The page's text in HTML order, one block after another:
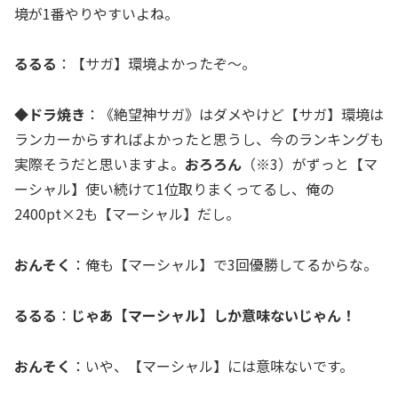
境が1番やりやすいよね。
るるる ：【サガ】環境よかったぞ～。
◆ドラ焼き ：《絶望神サガ》はダメやけど【サガ】環境は
ランカーからすればよかったと思うし、今のランキングも
実際そうだと思いますよ。 おろろん （※3）がずっと【マ
ーシャル】使い続けて1位取りまくってるし、俺の
2400pt×2も【マーシャル】だし。
おんそく ：俺も【マーシャル】で3回優勝してるからな。
るるる ： じゃあ【マーシャル】しか意味ないじゃん！
おんそく ：いや、【マーシャル】には意味ないです。